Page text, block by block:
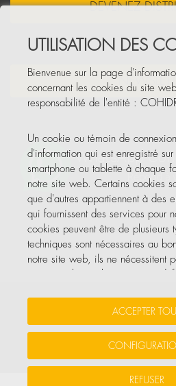
DEVENEZ
Vos données sont sécurisées •
© Tous droits réservés, COHIDREX
UTILISATION DES
Bienvenue sur la page
concernant les cookies du site
responsabilité de l'entité :
Un cookie ou témoin de
d'information qui est enregistré sur
smartphone ou tablette à chaque
notre site web. Certains cookies
que d'autres appartiennent à des
qui fournissent des services pour
cookies peuvent être de plusieurs
techniques sont nécessaires au
notre site web, ils ne nécessitent
goûts et intérêts personnels.
Vous pouvez accepter tous ces
ACCEPTER TOUT
REFUSER